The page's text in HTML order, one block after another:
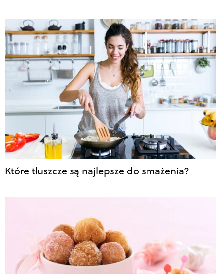
Które tłuszcze są najlepsze do smażenia?